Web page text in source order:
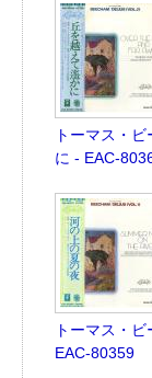
トーマス・
に - EAC-
トーマス・
EAC-80359